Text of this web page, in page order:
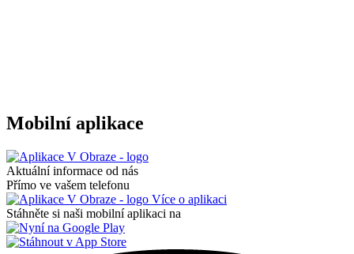
Mobilní aplikace
Aktuální informace od nás
Přímo ve vašem telefonu
Více o aplikaci
Stáhněte si naši mobilní aplikaci na